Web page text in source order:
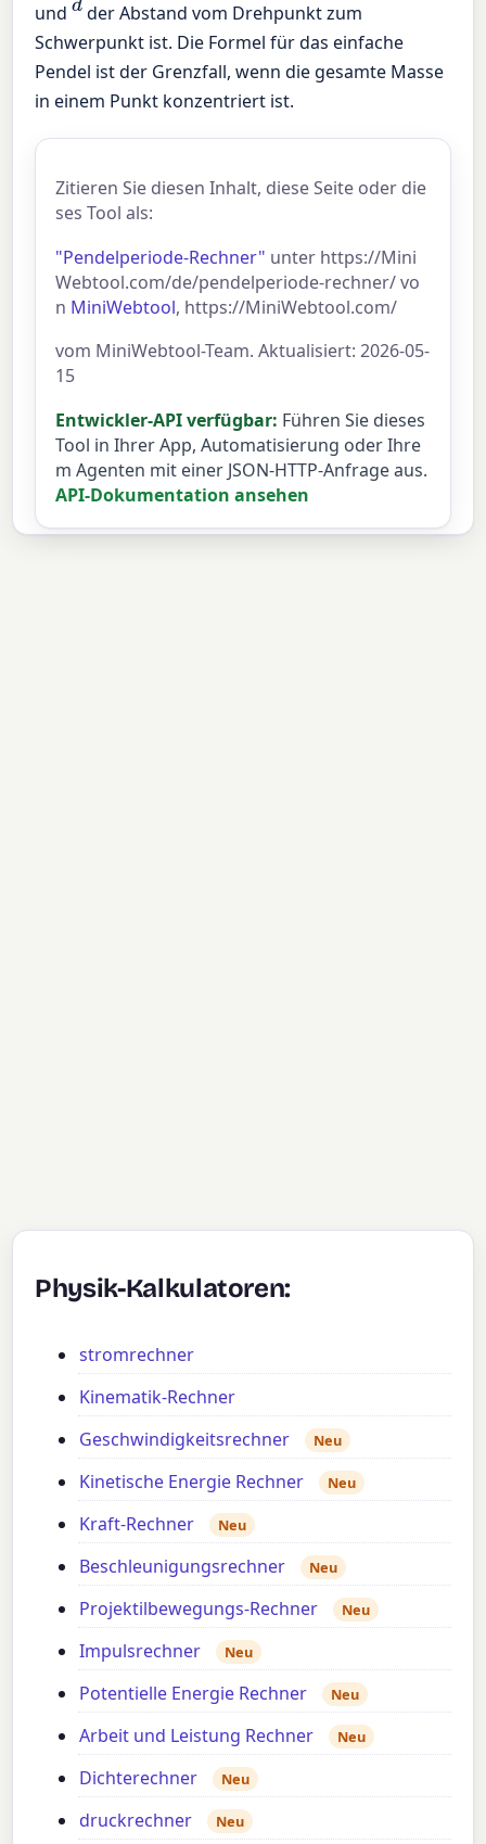
unddder Abstand vom Drehpunkt zum
Schwerpunkt ist. Die Formel für das einfache
Pendel ist der Grenzfall, wenn die gesamte Masse
in einem Punkt konzentriert ist.
Zitieren Sie diesen Inhalt, diese Seite oder die
ses Tool als:
"Pendelperiode-Rechner" unter https://Mini
Webtool.com/de/pendelperiode-rechner/ vo
n MiniWebtool, https://MiniWebtool.com/
vom MiniWebtool-Team. Aktualisiert: 2026-05-
15
Entwickler-API verfügbar: Führen Sie dieses
Tool in Ihrer App, Automatisierung oder Ihre
m Agenten mit einer JSON-HTTP-Anfrage aus.
API-Dokumentation ansehen
Physik-Kalkulatoren:
stromrechner
Kinematik-Rechner
Geschwindigkeitsrechner
Neu
Kinetische Energie Rechner Neu
Kraft-Rechner Neu
Beschleunigungsrechner Neu
Projektilbewegungs-Rechner Neu
Impulsrechner Neu
Potentielle Energie Rechner Neu
Arbeit und Leistung Rechner Neu
Dichterechner Neu
druckrechner Neu